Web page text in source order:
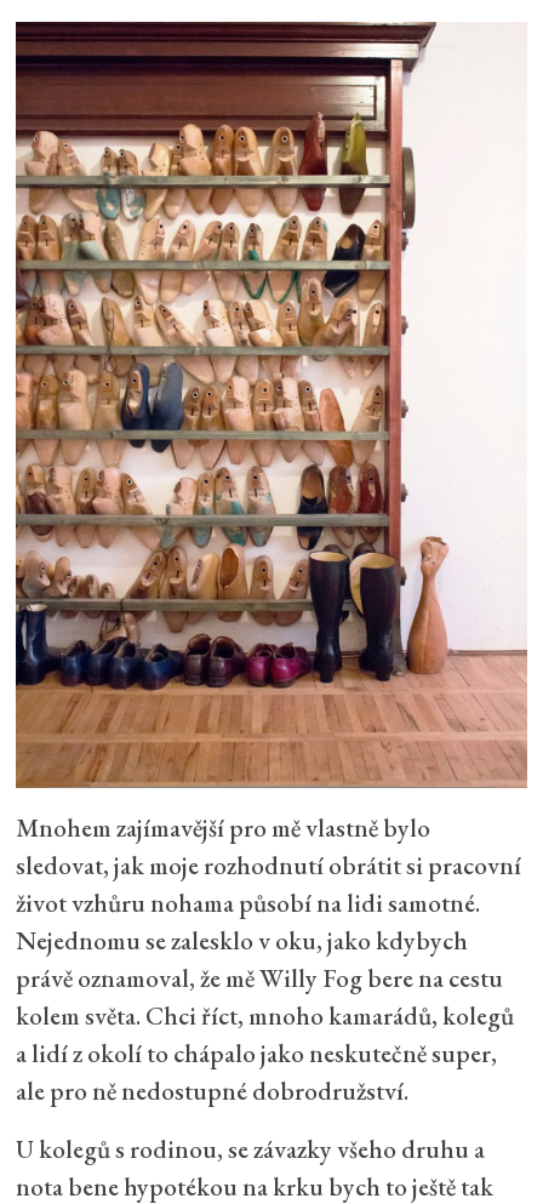
Mnohem zajímavější pro mě vlastně bylo
sledovat, jak moje rozhodnutí obrátit si pracovní
život vzhůru nohama působí na lidi samotné.
Nejednomu se zalesklo v oku, jako kdybych
právě oznamoval, že mě Willy Fog bere na cestu
kolem světa. Chci říct, mnoho kamarádů, kolegů
a lidí z okolí to chápalo jako neskutečně super,
ale pro ně nedostupné dobrodružství.
U kolegů s rodinou, se závazky všeho druhu a
nota bene hypotékou na krku bych to ještě tak